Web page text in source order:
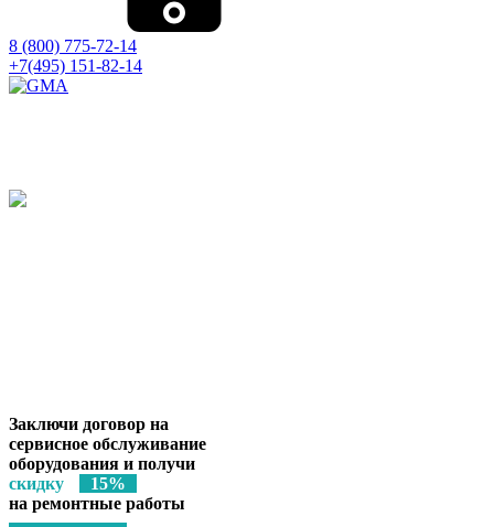
8 (800) 775-72-14
+7(495) 151-82-14
Заключи договор на
сервисное обслуживание
оборудования и получи
скидку
15%
на ремонтные работы